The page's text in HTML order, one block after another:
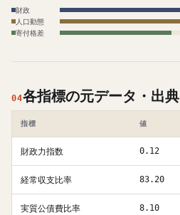
財政
人口動態
寄付格差
04各指標の元データ・出典
指標 値
財政力指数 0.12
経常収支比率 83.20
実質公債費比率 8.10